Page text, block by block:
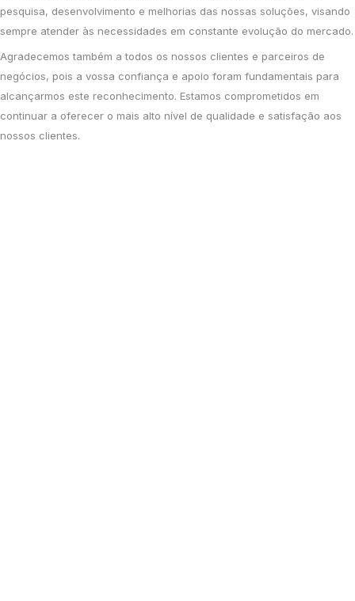
pesquisa, desenvolvimento e melhorias das nossas soluções, visando
sempre atender às necessidades em constante evolução do mercado.
Agradecemos também a todos os nossos clientes e parceiros de
negócios, pois a vossa confiança e apoio foram fundamentais para
alcançarmos este reconhecimento. Estamos comprometidos em
continuar a oferecer o mais alto nível de qualidade e satisfação aos
nossos clientes.